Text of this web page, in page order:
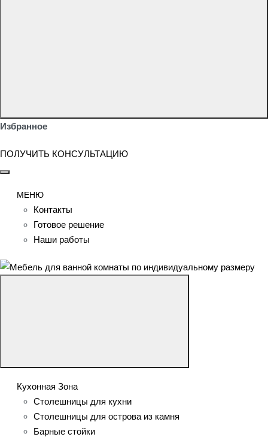
Избранное
ПОЛУЧИТЬ КОНСУЛЬТАЦИЮ
МЕНЮ
Контакты
Готовое решение
Наши работы
Кухонная Зона
Столешницы для кухни
Столешницы для острова из камня
Барные стойки